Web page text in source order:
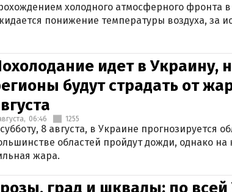
холодного атмосферного фронта
понижение температуры воздуха, за
идет в Украину,
будут страдать от
06:46 1255
8 августа, в Украине прогнозируется
областей пройдут дожди, однако на
жара.
град и шквалы: по